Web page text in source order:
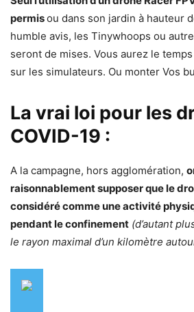
permisou dans son jardin à hauteur
humble avis, les Tinywhoops ou
seront de mises. Vous aurez le
sur les simulateurs. Ou monter Vos
La vrai loi pour les
COVID-19 :
A la campagne, hors agglomération,
raisonnablement supposer que le
considéré comme une activité
pendant le confinement (d’autant
le rayon maximal d’un kilomètre